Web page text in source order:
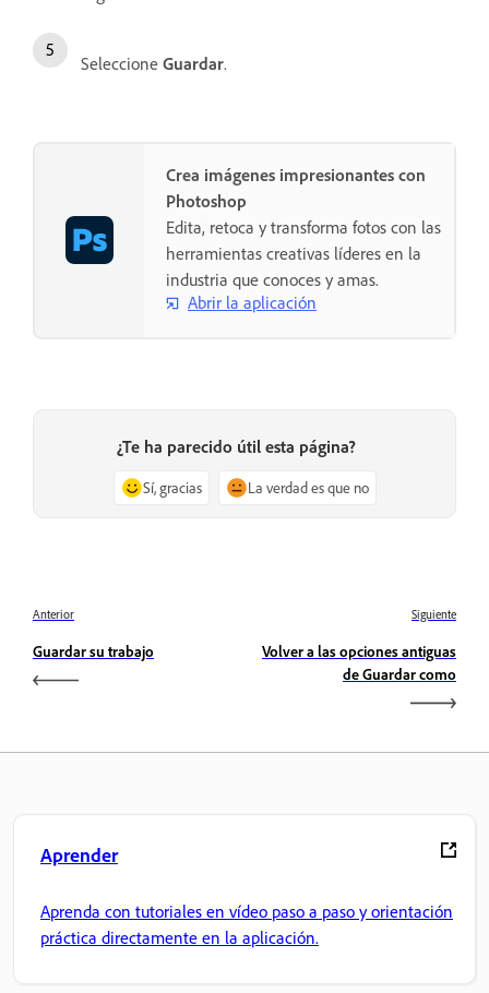
Seleccione Guardar.
Crea imágenes impresionantes con
Photoshop
Edita, retoca y transforma fotos con las
herramientas creativas líderes en la
industria que conoces y amas.
Abrir la aplicación
¿Te ha parecido útil esta página?
Sí, gracias La verdad es que no
Anterior
Guardar su trabajo
Siguiente
Volver a las opciones antiguas
de Guardar como
Aprender
Aprenda con tutoriales en vídeo paso a paso y orientación
práctica directamente en la aplicación.